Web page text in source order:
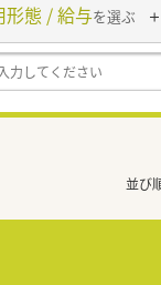
形態 / 給与を選ぶ
並び